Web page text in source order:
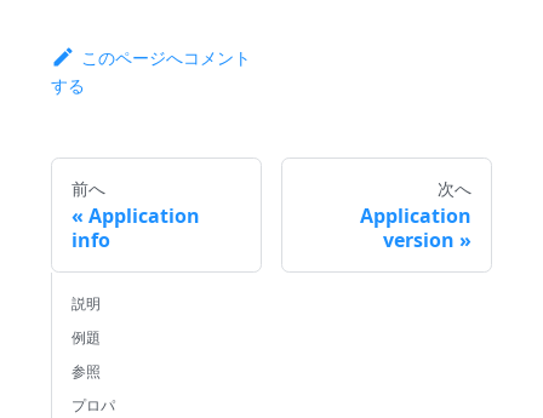
このページへコメント
する
前へ
Application
info
次へ
Application
version
説明
例題
参照
プロパ